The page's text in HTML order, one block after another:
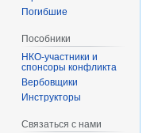
Погибшие
Пособники
спонсоры конфликта
‏‎Вербовщики
Инструкторы
Связаться с нами